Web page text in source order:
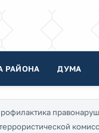
РАЙОНА ДУМА